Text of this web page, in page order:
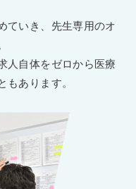
ていき、先生専用のオ
人自体をゼロから医療
もあります。